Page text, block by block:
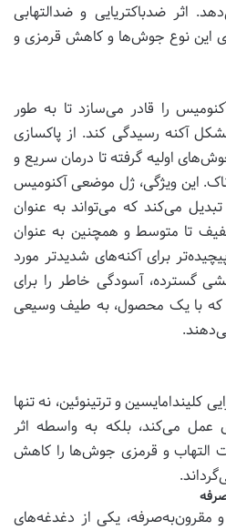
اثر ضدباکتریایی و ضدالتهابی
این نوع جوش‌ها و کاهش قرمزی و
را قادر می‌سازد تا به طور
آکنه رسیدگی کند. از پاکسازی
اولیه گرفته تا درمان سریع و
این ویژگی، ژل موضعی آکنومیس
تبدیل می‌کند که می‌تواند به عنوان
تا متوسط و همچنین به عنوان
برای آکنه‌های شدیدتر مورد
گسترده، آسودگی خاطر را برای
که با یک محصول، به طیف وسیعی
و ترتینوئین، نه تنها
عمل می‌کند، بلکه به واسطه اثر
و قرمزی جوش‌ها را کاهش
مقرون‌به‌صرفه، یکی از دغدغه‌های